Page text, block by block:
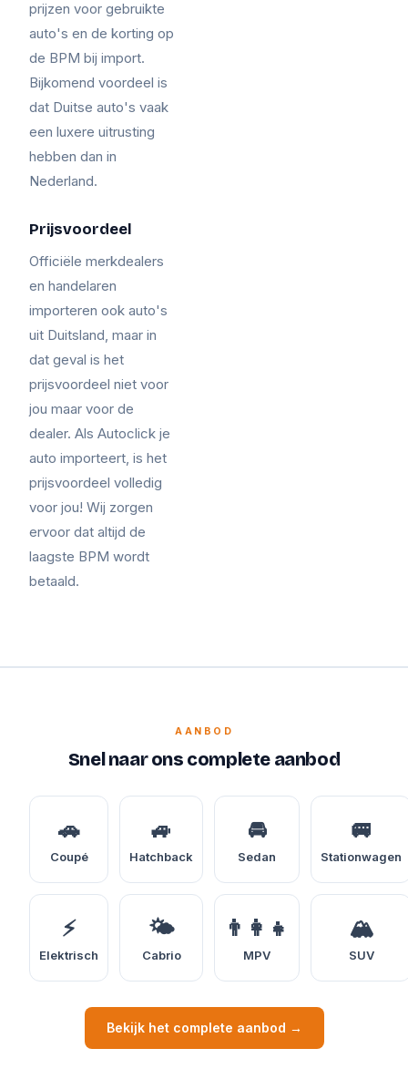
prijzen voor gebruikte
auto's en de korting op
de BPM bij import.
Bijkomend voordeel is
dat Duitse auto's vaak
een luxere uitrusting
hebben dan in
Nederland.
Prijsvoordeel
Officiële merkdealers
en handelaren
importeren ook auto's
uit Duitsland, maar in
dat geval is het
prijsvoordeel niet voor
jou maar voor de
dealer. Als Autoclick je
auto importeert, is het
prijsvoordeel volledig
voor jou! Wij zorgen
ervoor dat altijd de
laagste BPM wordt
betaald.
AANBOD
Snel naar ons complete aanbod
🚗
Coupé
🚙
Hatchback
🚘
Sedan
🚐
Stationwagen
⚡
Elektrisch
🌤️
Cabrio
👨‍👩‍👧
MPV
🏔️
SUV
Bekijk het complete aanbod →